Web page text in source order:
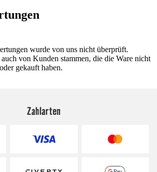
wurde von uns nicht überprüft.
von Kunden stammen, die die Ware nicht
gekauft haben.
Zahlarten